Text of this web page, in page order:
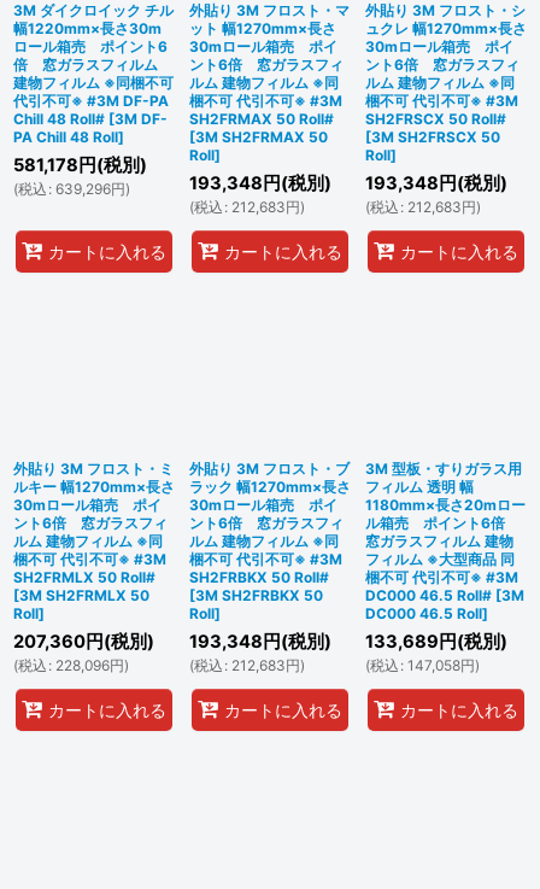
3M ダイクロイック チル
幅1220mm×長さ30m
ロール箱売 ポイント6
倍 窓ガラスフィルム
建物フィルム ※同梱不可
代引不可※ #3M DF-PA
Chill 48 Roll# [3M DF-
PA Chill 48 Roll]
581,178 円(税別)
(税込 : 639,296円)
カートに入れる
外貼り 3M フロスト・マ
ット 幅1270mm×長さ
30mロール箱売 ポイ
ント6倍 窓ガラスフィ
ルム 建物フィルム ※同
梱不可 代引不可※ #3M
SH2FRMAX 50 Roll#
[3M SH2FRMAX 50
Roll]
193,348 円(税別)
(税込 : 212,683円)
カートに入れる
外貼り 3M フロスト・シ
ュクレ 幅1270mm×長さ
30mロール箱売 ポイ
ント6倍 窓ガラスフィ
ルム 建物フィルム ※同
梱不可 代引不可※ #3M
SH2FRSCX 50 Roll#
[3M SH2FRSCX 50
Roll]
193,348 円(税別)
(税込 : 212,683円)
カートに入れる
外貼り 3M フロスト・ミ
ルキー 幅1270mm×長さ
30mロール箱売 ポイ
ント6倍 窓ガラスフィ
ルム 建物フィルム ※同
梱不可 代引不可※ #3M
SH2FRMLX 50 Roll#
[3M SH2FRMLX 50
Roll]
207,360円(税別)
(税込 : 228,096円)
カートに入れる
外貼り 3M フロスト・ブ
ラック 幅1270mm×長さ
30mロール箱売 ポイ
ント6倍 窓ガラスフィ
ルム 建物フィルム ※同
梱不可 代引不可※ #3M
SH2FRBKX 50 Roll#
[3M SH2FRBKX 50
Roll]
193,348 円(税別)
(税込 : 212,683円)
カートに入れる
3M 型板・すりガラス用
フィルム 透明 幅
1180mm×長さ20mロー
ル箱売 ポイント6倍
窓ガラスフィルム 建物
フィルム ※大型商品 同
梱不可 代引不可※ #3M
DC000 46.5 Roll# [3M
DC000 46.5 Roll]
133,689 円(税別)
(税込 : 147,058円)
カートに入れる